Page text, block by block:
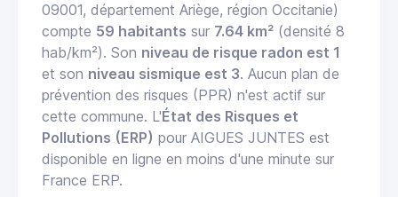
09001, département Ariège, région Occitanie)
compte 59 habitants sur 7.64 km² (densité 8
hab/km²). Son niveau de risque radon est 1
et son niveau sismique est 3. Aucun plan de
prévention des risques (PPR) n'est actif sur
cette commune. L'État des Risques et
Pollutions (ERP) pour AIGUES JUNTES est
disponible en ligne en moins d'une minute sur
France ERP.